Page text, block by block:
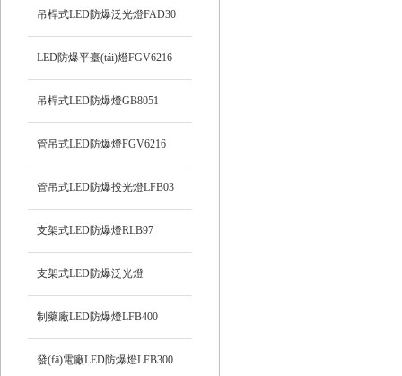
吊桿式LED防爆泛光燈FAD30
LED防爆平臺(tái)燈FGV6216
吊桿式LED防爆燈GB8051
管吊式LED防爆燈FGV6216
管吊式LED防爆投光燈LFB03
支架式LED防爆燈RLB97
支架式LED防爆泛光燈
制藥廠LED防爆燈LFB400
發(fā)電廠LED防爆燈LFB300